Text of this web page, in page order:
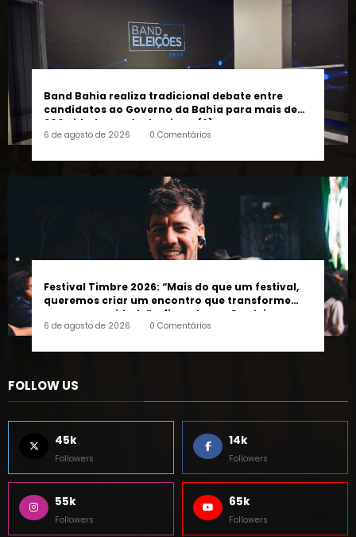
Band Bahia realiza tradicional debate entre
300 cidades neste domingo (9)
6 de agosto de 2026 0 Comentários
Festival Timbre 2026: “Mais do que um festival,
pessoas e a cidade”, afirma Lucas Cordeiro
6 de agosto de 2026 0 Comentários
FOLLOW US
55k 65k